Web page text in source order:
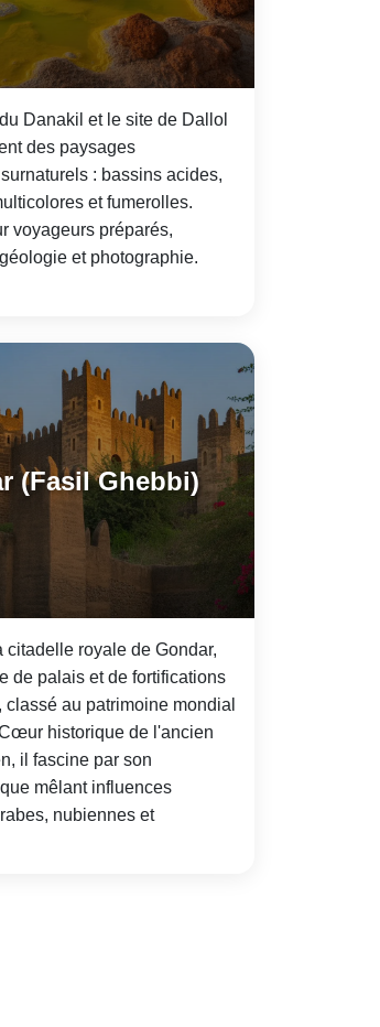
Danakil et le site de Dallol
des paysages
: bassins acides,
et fumerolles.
voyageurs préparés,
et photographie.
(Fasil Ghebbi)
citadelle royale de Gondar,
de palais et de fortifications
au patrimoine mondial
historique de l'ancien
il fascine par son
mêlant influences
nubiennes et